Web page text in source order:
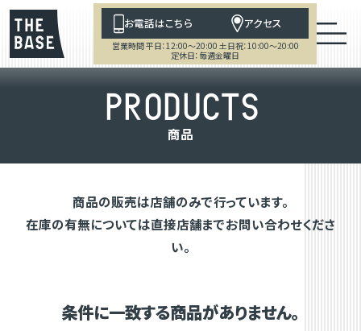
お電話はこちら アクセス
営業時間 平日：12:00～20:00 土日祝：10:00～20:00
定休日：毎週金曜日
PRODUCTS
商品
商品の販売は店舗のみで行っています。
在庫の有無については直接店舗までお問い合わせくださ
い。
条件に一致する商品がありません。